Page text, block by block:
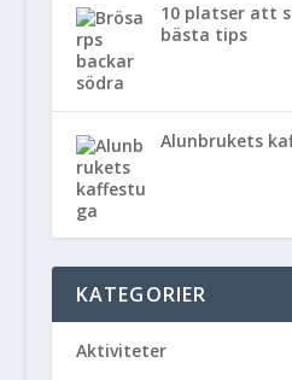
10 platser att
bästa tips
Alunbrukets
KATEGORIER
Aktiviteter